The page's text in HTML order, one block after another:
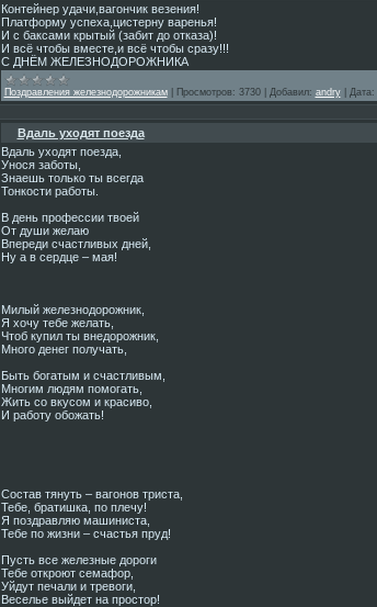
Контейнер удачи,вагончик везения!
Платформу успеха,цистерну варенья!
И с баксами крытый (забит до отказа)!
И всё чтобы вместе,и всё чтобы сразу!!!
С ДНЁМ ЖЕЛЕЗНОДОРОЖНИКА
Поздравления железнодорожникам| Просмотров: 3730| Добавил: andry| Дата:
Вдаль уходят поезда
Вдаль уходят поезда,
Унося заботы,
Знаешь только ты всегда
Тонкости работы.
В день профессии твоей
От души желаю
Впереди счастливых дней,
Ну а в сердце – мая!
Милый железнодорожник,
Я хочу тебе желать,
Чтоб купил ты внедорожник,
Много денег получать,
Быть богатым и счастливым,
Многим людям помогать,
Жить со вкусом и красиво,
И работу обожать!
Состав тянуть – вагонов триста,
Тебе, братишка, по плечу!
Я поздравляю машиниста,
Тебе по жизни – счастья пруд!
Пусть все железные дороги
Тебе откроют семафор,
Уйдут печали и тревоги,
Веселье выйдет на простор!